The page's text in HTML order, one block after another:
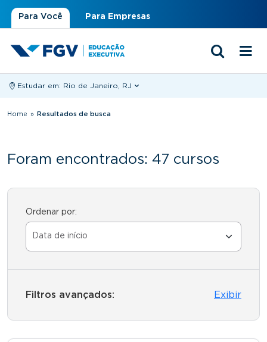
Para Você Para Empresas
Estudar em: Rio de Janeiro, RJ
Você está aqui
Home » Resultados de busca
Foram encontrados: 47 cursos
Ordenar por:
Filtros avançados: Exibir